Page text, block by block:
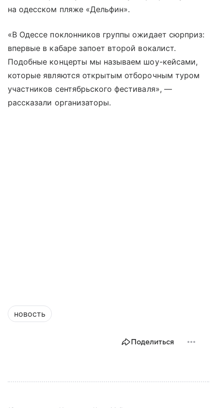
на одесском пляже «Дельфин».
«В Одессе поклонников группы ожидает сюрприз:
впервые в кабаре запоет второй вокалист.
Подобные концерты мы называем шоу-кейсами,
которые являются открытым отборочным туром
участников сентябрьского фестиваля», —
рассказали организаторы.
новость
Поделиться